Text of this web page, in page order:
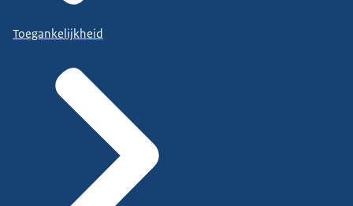
Toegankelijkheid